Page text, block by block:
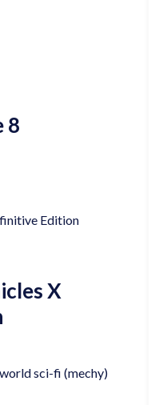
8
X
sci-fi (mechy)